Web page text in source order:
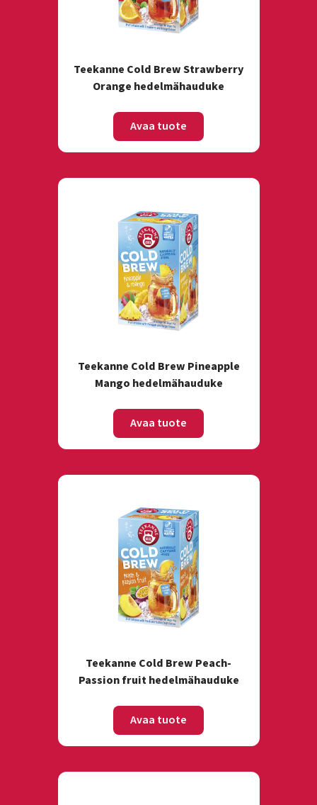
Teekanne Cold Brew Strawberry
Orange hedelmähauduke
Avaa tuote
Teekanne Cold Brew Pineapple
Mango hedelmähauduke
Avaa tuote
Teekanne Cold Brew Peach-
Passion fruit hedelmähauduke
Avaa tuote